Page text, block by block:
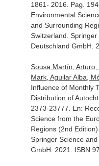
1861- 2016. Pag.
Environmental
and Surrounding
Switzerland.
Deutschland GmbH.
Sousa Martín, Arturo,
Mark, Aguilar Alba,
Influence of Monthly
Distribution of
2373-23777. En:
Science from the
Regions (2nd Edition)
Springer Science
GmbH. 2021. ISBN